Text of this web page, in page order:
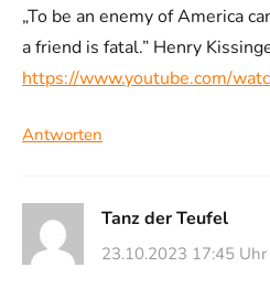
„To be an enemy of America
a friend is fatal.” Henry
https://www.youtube.com/
Antworten
Tanz der Teufel
23.10.2023 17:45 Uhr